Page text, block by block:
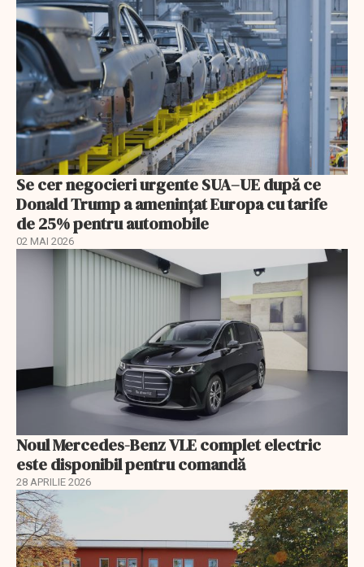
Se cer negocieri urgente SUA–UE după ce
Donald Trump a ameninţat Europa cu tarife
de 25% pentru automobile
02 MAI 2026
Noul Mercedes-Benz VLE complet electric
este disponibil pentru comandă
28 APRILIE 2026